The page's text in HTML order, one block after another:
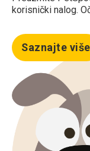
korisnički nalog.
Saznajte više